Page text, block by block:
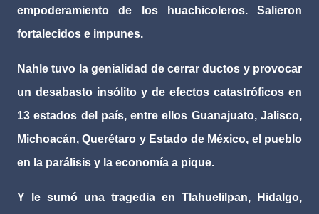
empoderamiento de los huachicoleros. Salieron
fortalecidos e impunes.
Nahle tuvo la genialidad de cerrar ductos y provocar
un desabasto insólito y de efectos catastróficos en
13 estados del país, entre ellos Guanajuato, Jalisco,
Michoacán, Querétaro y Estado de México, el pueblo
en la parálisis y la economía a pique.
Y le sumó una tragedia en Tlahuelilpan, Hidalgo,